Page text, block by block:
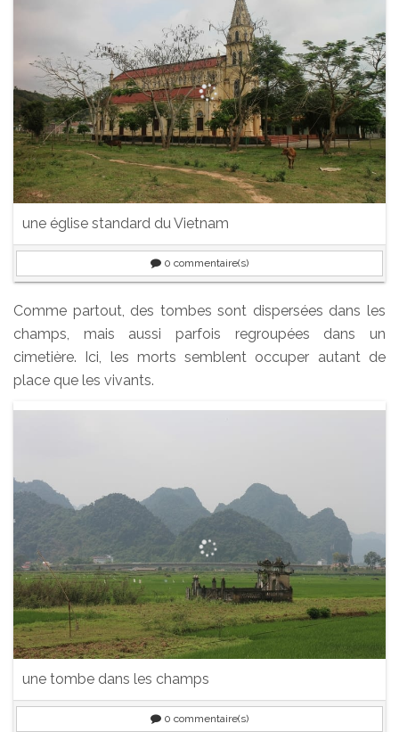
une église standard du Vietnam
0 commentaire(s)
Comme partout, des tombes sont dispersées dans les
champs, mais aussi parfois regroupées dans un
cimetière. Ici, les morts semblent occuper autant de
place que les vivants.
une tombe dans les champs
0 commentaire(s)